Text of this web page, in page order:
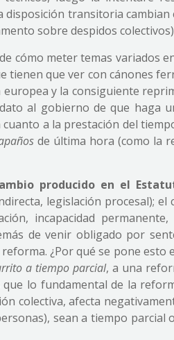
transitoria cambian
sobre despidos
cómo meter temas variados
tienen que ver con cánones
y la consiguiente
al gobierno de que haga
a la prestación del
de última hora (como la
producido en el
legislación procesal); el
incapacidad
de venir obligado por
¿Por qué se pone esto
a tiempo parcial, a una
lo fundamental de la
colectiva, afecta
sean a tiempo parcial